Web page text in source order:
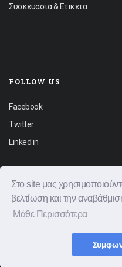
Στο site μας
βελτίωση και την
Μάθε Περισσότερα
Συσκευασια & Ετικετα
FOLLOW US
Facebook
Twitter
Linked in